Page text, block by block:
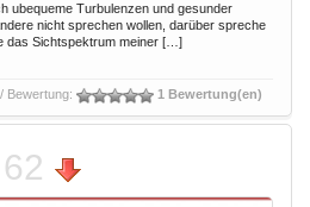
ubequeme Turbulenzen und gesunder
nicht sprechen wollen, darüber spreche
das Sichtspektrum meiner […]
/ Bewertung: 1 Bewertung(en)
62